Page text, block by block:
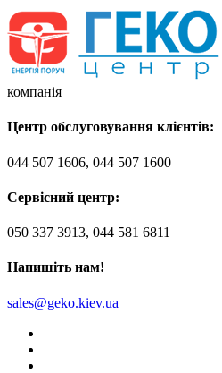
компанія
Центр обслуговування клієнтів:
044 507 1606, 044 507 1600
Сервісний центр:
050 337 3913, 044 581 6811
Напишіть нам!
sales@geko.kiev.ua